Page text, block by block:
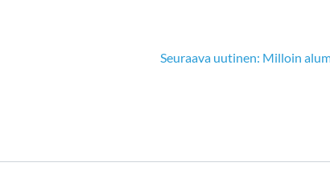
Seuraava uutinen: Milloin